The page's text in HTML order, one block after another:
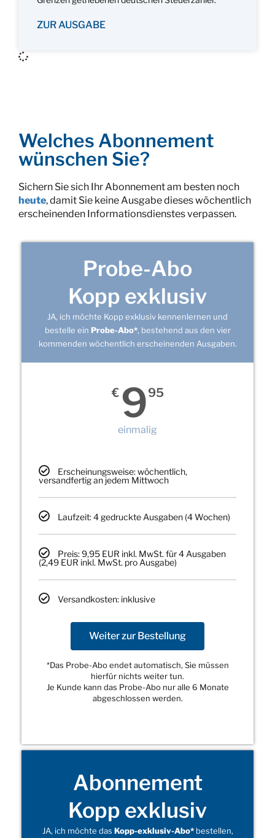
ZUR AUSGABE
Welches Abonnement
wünschen Sie?
Sichern Sie sich Ihr Abonnement am besten noch
heute, damit Sie keine Ausgabe dieses wöchentlich
erscheinenden Informationsdienstes verpassen.
Probe-Abo
Kopp exklusiv
JA, ich möchte Kopp exklusiv kennenlernen und
bestelle ein Probe-Abo*, bestehend aus den vier
kommenden wöchentlich erscheinenden Ausgaben.
€ 995
einmalig
Erscheinungsweise: wöchentlich,
versandfertig an jedem Mittwoch
Laufzeit: 4 gedruckte Ausgaben (4 Wochen)
Preis: 9,95 EUR inkl. MwSt. für 4 Ausgaben
(2,49 EUR inkl. MwSt. pro Ausgabe)
Versandkosten: inklusive
Weiter zur Bestellung
*Das Probe-Abo endet automatisch, Sie müssen
hierfür nichts weiter tun.
Je Kunde kann das Probe-Abo nur alle 6 Monate
abgeschlossen werden.
Abonnement
Kopp exklusiv
JA, ich möchte das Kopp-exklusiv-Abo*bestellen,